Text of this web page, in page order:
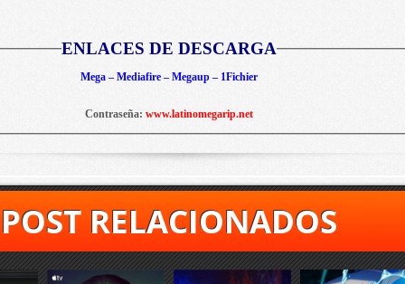
ENLACES DE DESCARGA
Mega – Mediafire – Megaup – 1Fichier
Contraseña: www.latinomegarip.net
POST RELACIONADOS